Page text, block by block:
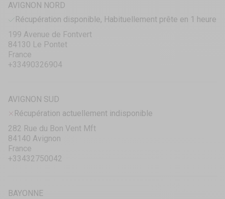
AVIGNON NORD
Récupération disponible, Habituellement prête en 1 heure
199 Avenue de Fontvert
84130 Le Pontet
France
+33490326904
AVIGNON SUD
Récupération actuellement indisponible
282 Rue du Bon Vent Mft
84140 Avignon
France
+33432750042
BAYONNE